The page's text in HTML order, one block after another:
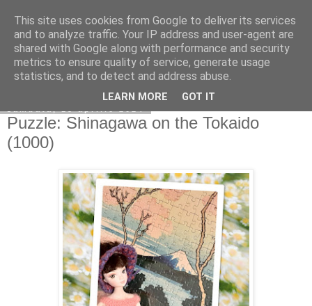
Copilarim
Puzzle: Shinagawa on the Tokaido
(1000)
This site uses cookies from Google to deliver its services
and to analyze traffic. Your IP address and user-agent are
shared with Google along with performance and security
metrics to ensure quality of service, generate usage
statistics, and to detect and address abuse.
LEARN MORE GOT IT